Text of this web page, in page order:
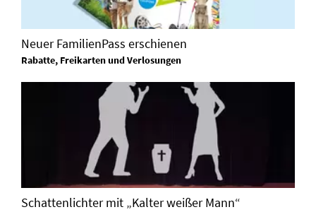
Neuer FamilienPass erschienen
Rabatte, Freikarten und Verlosungen
Schattenlichter mit „Kalter weißer Mann“